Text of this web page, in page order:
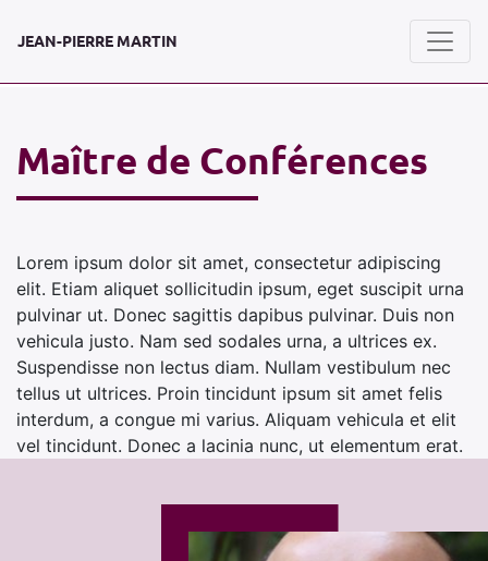
JEAN-PIERRE MARTIN
Maître de Conférences
Lorem ipsum dolor sit amet, consectetur adipiscing
elit. Etiam aliquet sollicitudin ipsum, eget suscipit urna
pulvinar ut. Donec sagittis dapibus pulvinar. Duis non
vehicula justo. Nam sed sodales urna, a ultrices ex.
Suspendisse non lectus diam. Nullam vestibulum nec
tellus ut ultrices. Proin tincidunt ipsum sit amet felis
interdum, a congue mi varius. Aliquam vehicula et elit
vel tincidunt. Donec a lacinia nunc, ut elementum erat.